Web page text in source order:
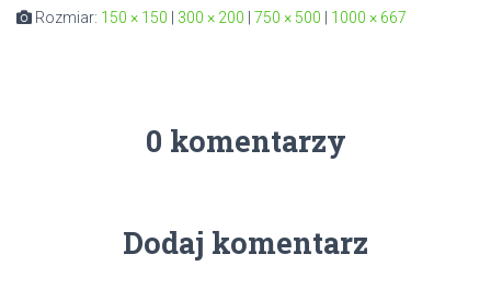
Rozmiar: 150 × 150 300 × 200 750 × 500 1000 × 667
0 komentarzy
Dodaj komentarz